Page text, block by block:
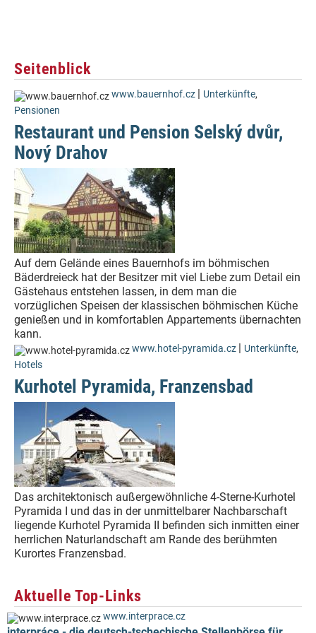
Seitenblick
www.bauernhof.cz | Unterkünfte,
Pensionen
Restaurant und Pension Selský dvůr,
Nový Drahov
Auf dem Gelände eines Bauernhofs im böhmischen
Bäderdreieck hat der Besitzer mit viel Liebe zum Detail ein
Gästehaus entstehen lassen, in dem man die
vorzüglichen Speisen der klassischen böhmischen Küche
genießen und in komfortablen Appartements übernachten
kann.
www.hotel-pyramida.cz | Unterkünfte,
Hotels
Kurhotel Pyramida, Franzensbad
Das architektonisch außergewöhnliche 4-Sterne-Kurhotel
Pyramida I und das in der unmittelbarer Nachbarschaft
liegende Kurhotel Pyramida II befinden sich inmitten einer
herrlichen Naturlandschaft am Rande des berühmten
Kurortes Franzensbad.
Aktuelle Top-Links
www.interprace.cz